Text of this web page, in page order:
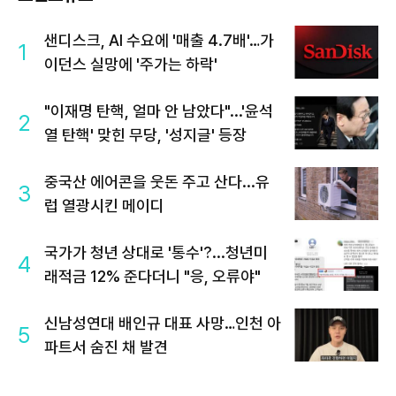
1
샌디스크, AI 수요에 '매출 4.7배'…가
이던스 실망에 '주가는 하락'
2
"이재명 탄핵, 얼마 안 남았다"...'윤석
열 탄핵' 맞힌 무당, '성지글' 등장
3
중국산 에어콘을 웃돈 주고 산다...유
럽 열광시킨 메이디
4
국가가 청년 상대로 '통수'?...청년미
래적금 12% 준다더니 "응, 오류야"
5
신남성연대 배인규 대표 사망…인천 아
파트서 숨진 채 발견